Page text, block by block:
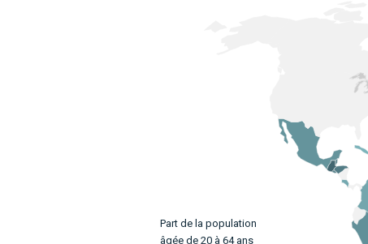
Part de la population
âgée de 20 à 64 ans